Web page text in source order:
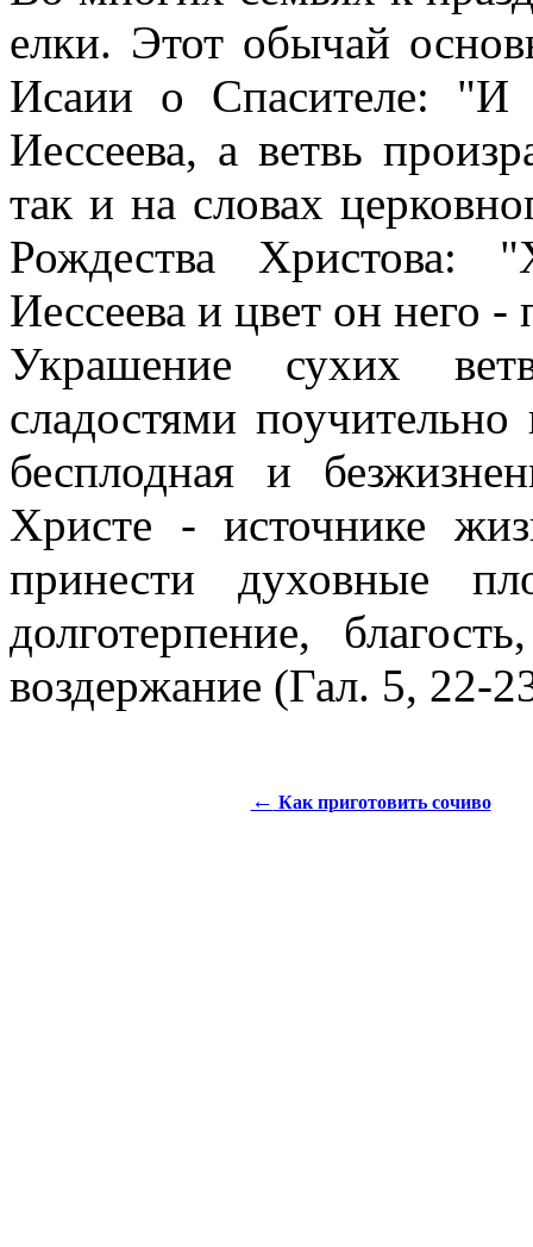
елки. Этот обычай
Исаии о Спасителе: "И
Иессеева, а ветвь
так и на словах
Рождества Христова:
Иессеева и цвет он него
Украшение сухих
сладостями
бесплодная и
Христе - источнике
принести духовные
долготерпение,
воздержание (Гал. 5, 22-
← Как приготовить сочиво